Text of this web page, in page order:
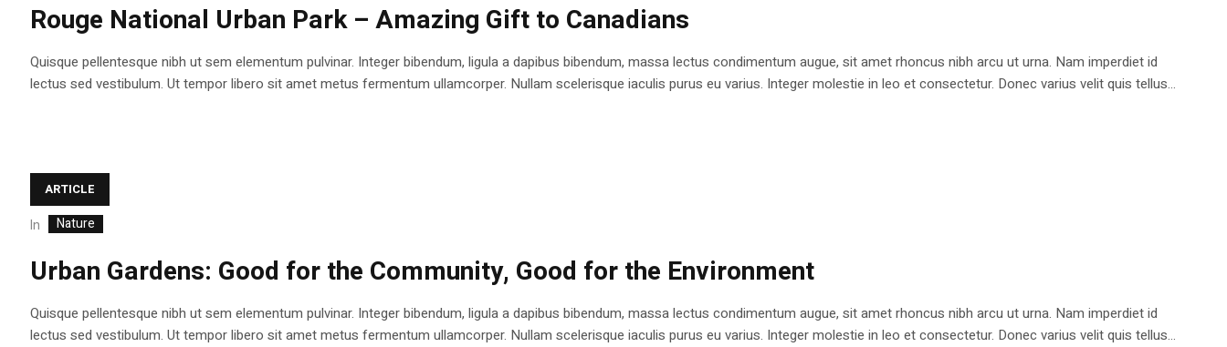
Rouge National Urban Park – Amazing Gift to Canadians
Quisque pellentesque nibh ut sem elementum pulvinar. Integer bibendum, ligula a dapibus bibendum, massa lectus condimentum augue, sit amet rhoncus nibh arcu ut urna. Nam imperdiet id
lectus sed vestibulum. Ut tempor libero sit amet metus fermentum ullamcorper. Nullam scelerisque iaculis purus eu varius. Integer molestie in leo et consectetur. Donec varius velit quis tellus...
ARTICLE
In Nature
Urban Gardens: Good for the Community, Good for the Environment
Quisque pellentesque nibh ut sem elementum pulvinar. Integer bibendum, ligula a dapibus bibendum, massa lectus condimentum augue, sit amet rhoncus nibh arcu ut urna. Nam imperdiet id
lectus sed vestibulum. Ut tempor libero sit amet metus fermentum ullamcorper. Nullam scelerisque iaculis purus eu varius. Integer molestie in leo et consectetur. Donec varius velit quis tellus...